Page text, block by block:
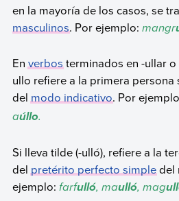
en la mayoría de los casos, se
masculinos. Por ejemplo: mangr
Enverbosterminados en -ullar o
ullo refiere a la primera
delmodo indicativo. Por
aúllo.
Si lleva tilde (-ulló), refiere a la
delpretérito perfecto simpledel
ejemplo: farfulló, maulló, mag